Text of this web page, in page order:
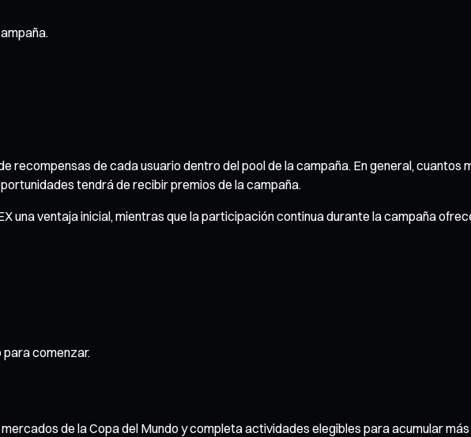
recompensas de cada usuario dentro del pool de la campaña. En general, cuantos
tendrá de recibir premios de la campaña.
una ventaja inicial, mientras que la participación continua durante la campaña
comenzar.
de la Copa del Mundo y completa actividades elegibles para acumular